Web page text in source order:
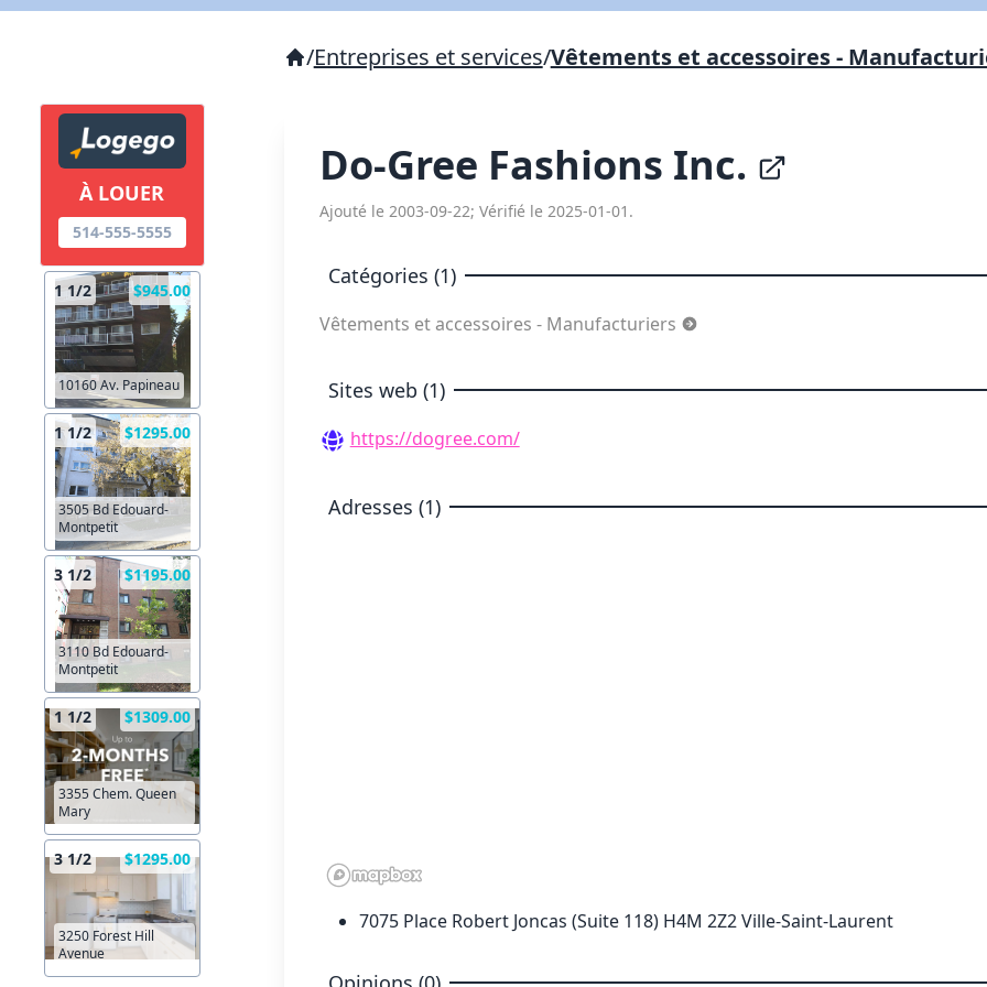
À LOUER
514-555-5555
1 1/2 $945.00
10160 Av. Papineau
1 1/2 $1295.00
3505 Bd Edouard-
Montpetit
3 1/2 $1195.00
3110 Bd Edouard-
Montpetit
1 1/2 $1309.00
3355 Chem. Queen
Mary
3 1/2 $1295.00
3250 Forest Hill
Avenue
/Entreprises et services/Vêtements et accessoires -
Do-Gree Fashions Inc.
Ajouté le 2003-09-22; Vérifié le 2025-01-01.
Catégories (1)
Vêtements et accessoires - Manufacturiers
Sites web (1)
https://dogree.com/
Adresses (1)
7075 Place Robert Joncas (Suite 118) H4M 2Z2 Ville-Saint-Laurent
X Fermer Envoyez
Copier lien